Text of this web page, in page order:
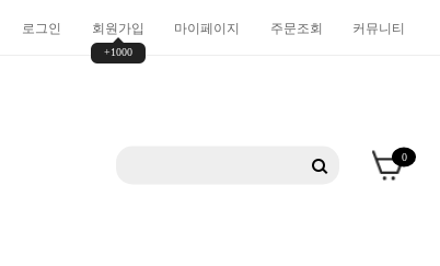
로그인 회원가입
+1000
마이페이지 주문조회 커뮤니티
0